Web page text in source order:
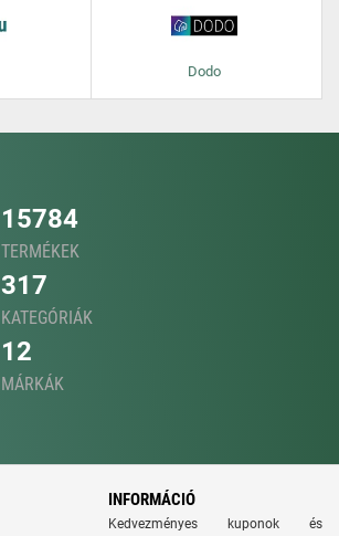
Dodo
15784
TERMÉKEK
317
KATEGÓRIÁK
12
MÁRKÁK
INFORMÁCIÓ
Kedvezményes kuponok és